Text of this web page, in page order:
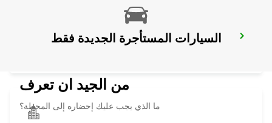
LAMEZIA AIRPORT
السيارات المستأجرة الجديدة فقط
من الجيد ان تعرف
ما الذي يجب عليك إحضاره إلى المحطة؟